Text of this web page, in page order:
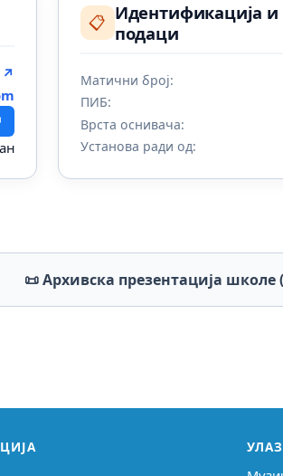
↗
📋 Идентификација и
подаци
Матични број:
ПИБ:
Врста оснивача:
Установа ради од:
📜 Архивска презентација школе